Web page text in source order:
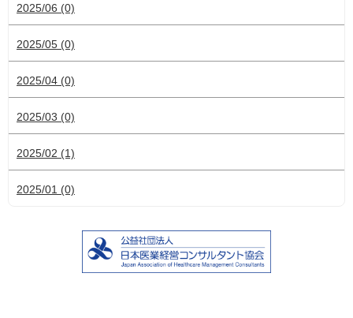
2025/06 (0)
2025/05 (0)
2025/04 (0)
2025/03 (0)
2025/02 (1)
2025/01 (0)